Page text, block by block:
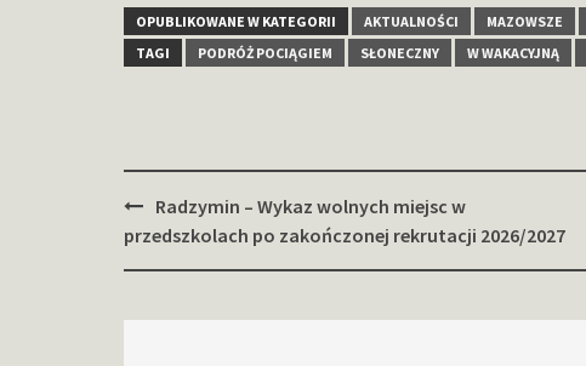
OPUBLIKOWANE W KATEGORII AKTUALNOŚCI MAZOWSZE
TAGI
PODRÓŻ POCIĄGIEM SŁONECZNY W WAKACYJNĄ
Zobacz
wpisy
Radzymin – Wykaz wolnych miejsc w
przedszkolach po zakończonej rekrutacji 2026/2027